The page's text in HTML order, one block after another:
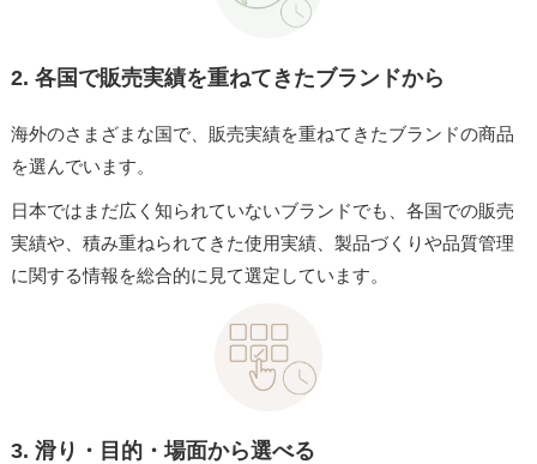
2. 各国で販売実績を重ねてきたブランドから
海外のさまざまな国で、販売実績を重ねてきたブランドの商品
を選んでいます。
日本ではまだ広く知られていないブランドでも、各国での販売
実績や、積み重ねられてきた使用実績、製品づくりや品質管理
に関する情報を総合的に見て選定しています。
3. 滑り・目的・場面から選べる